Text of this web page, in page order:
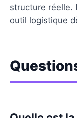
structure réelle.
outil logistique